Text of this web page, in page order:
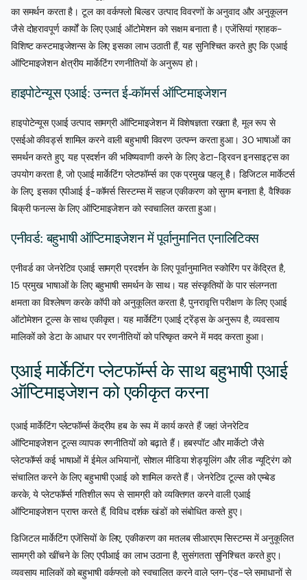
का समर्थन करता है। टूल का वर्कफ्लो बिल्डर उत्पाद विवरणों के अनुवाद और अनुकूलन
जैसे दोहरावपूर्ण कार्यों के लिए एआई ऑटोमेशन को सक्षम बनाता है। एजेंसियां ग्राहक-
विशिष्ट कस्टमाइजेशन्स के लिए इसका लाभ उठाती हैं, यह सुनिश्चित करते हुए कि एआई
ऑप्टिमाइजेशन क्षेत्रीय मार्केटिंग रणनीतियों के अनुरूप हो।
हाइपोटेन्यूस एआई: उन्नत ई-कॉमर्स ऑप्टिमाइजेशन
हाइपोटेन्यूस एआई उत्पाद सामग्री ऑप्टिमाइजेशन में विशेषज्ञता रखता है, मूल रूप से
एसईओ कीवर्ड्स शामिल करने वाली बहुभाषी विवरण उत्पन्न करता हुआ। 30 भाषाओं का
समर्थन करते हुए, यह प्रदर्शन की भविष्यवाणी करने के लिए डेटा-ड्रिवन इनसाइट्स का
उपयोग करता है, जो एआई मार्केटिंग प्लेटफॉर्म्स का एक प्रमुख पहलू है। डिजिटल मार्केटर्स
के लिए, इसका एपीआई ई-कॉमर्स सिस्टम्स में सहज एकीकरण को सुगम बनाता है, वैश्विक
बिक्री फनल्स के लिए ऑप्टिमाइजेशन को स्वचालित करता हुआ।
एनीवर्ड: बहुभाषी ऑप्टिमाइजेशन में पूर्वानुमानित एनालिटिक्स
एनीवर्ड का जेनरेटिव एआई सामग्री प्रदर्शन के लिए पूर्वानुमानित स्कोरिंग पर केंद्रित है,
15 प्रमुख भाषाओं के लिए बहुभाषी समर्थन के साथ। यह संस्कृतियों के पार संलग्नता
क्षमता का विश्लेषण करके कॉपी को अनुकूलित करता है, पुनरावृत्ति परीक्षण के लिए एआई
ऑटोमेशन टूल्स के साथ एकीकृत। यह मार्केटिंग एआई ट्रेंड्स के अनुरूप है, व्यवसाय
मालिकों को डेटा के आधार पर रणनीतियों को परिष्कृत करने में मदद करता हुआ।
एआई मार्केटिंग प्लेटफॉर्म्स के साथ बहुभाषी एआई
ऑप्टिमाइजेशन को एकीकृत करना
एआई मार्केटिंग प्लेटफॉर्म्स केंद्रीय हब के रूप में कार्य करते हैं जहां जेनरेटिव
ऑप्टिमाइजेशन टूल्स व्यापक रणनीतियों को बढ़ाते हैं। हबस्पॉट और मार्केटो जैसे
प्लेटफॉर्म्स कई भाषाओं में ईमेल अभियानों, सोशल मीडिया शेड्यूलिंग और लीड न्यूट्रिंग को
संचालित करने के लिए बहुभाषी एआई को शामिल करते हैं। जेनरेटिव टूल्स को एम्बेड
करके, ये प्लेटफॉर्म्स गतिशील रूप से सामग्री को व्यक्तिगत करने वाली एआई
ऑप्टिमाइजेशन प्राप्त करते हैं, विविध दर्शक खंडों को संबोधित करते हुए।
डिजिटल मार्केटिंग एजेंसियों के लिए, एकीकरण का मतलब सीआरएम सिस्टम्स में अनुकूलित
सामग्री को खींचने के लिए एपीआई का लाभ उठाना है, सुसंगतता सुनिश्चित करते हुए।
व्यवसाय मालिकों को बहुभाषी वर्कफ्लो को स्वचालित करने वाले प्लग-एंड-प्ले समाधानों से